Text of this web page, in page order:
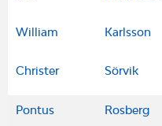
William Karlsson
Christer Sörvik
Pontus Rosberg